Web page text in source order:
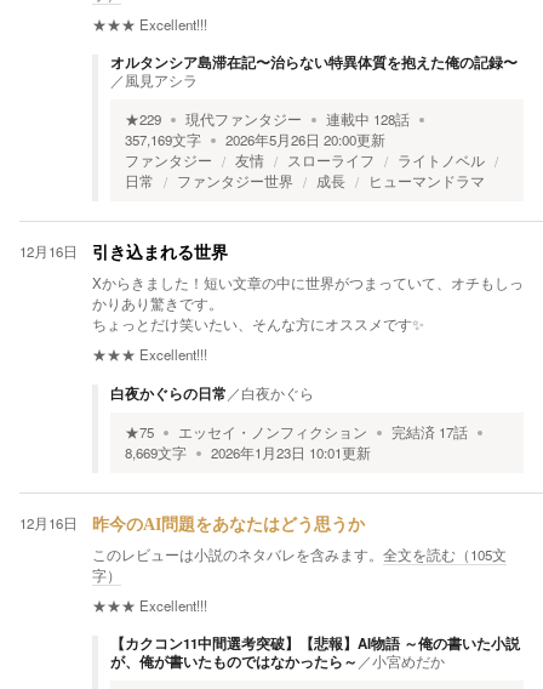
★★★ Excellent!!!
オルタンシア島滞在記〜治らない特異体質を抱えた俺の記録〜
／風見アシラ
★229 現代ファンタジー 連載中 128話
357,169文字 2026年5月26日 20:00更新
ファンタジー
友情 スローライフ
ライトノベル
日常
ファンタジー世界 成長 ヒューマンドラマ
12月16日 引き込まれる世界
Xからきました！短い文章の中に世界がつまっていて、オチもしっ
かりあり驚きです。
ちょっとだけ笑いたい、そんな方にオススメです✨
★★★ Excellent!!!
白夜かぐらの日常 ／白夜かぐら
★75 エッセイ・ノンフィクション 完結済 17話
8,669文字 2026年1月23日 10:01更新
12月16日 昨今のAI問題をあなたはどう思うか
このレビューは小説のネタバレを含みます。 全文を読む（105文
字）
★★★ Excellent!!!
【️カクコン11中間選考突破】【悲報】AI物語 ～俺の書いた小説
が、俺が書いたものではなかったら～ ／小宮めだか